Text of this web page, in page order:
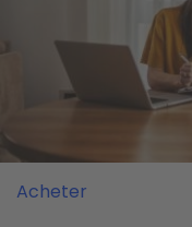
Acheter
Acheter